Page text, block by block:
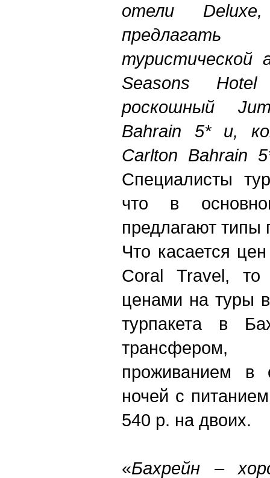
отели
туристической
Seasons
роскошный
Bahrain 5* и,
Carlton Bahrain
Специалисты
что в
предлагают типы
Что касается
Coral Travel,
ценами на туры
турпакета в
проживанием в
ночей с
540 р. на двоих.
«Бахрейн –